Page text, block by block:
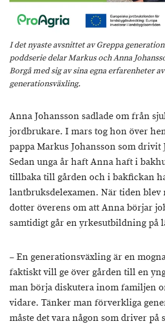
I det nyaste avsnittet av Greppa
poddserie delar Markus och Anna
Borgå med sig av sina egna erfarenheter
generationsväxling.
Anna Johansson sadlade om från
jordbrukare. I mars tog hon över
pappa Markus Johansson som drivit
Sedan unga år haft Anna haft i
tillbaka till gården och i bakfickan
lantbruksdelexamen. När tiden blev
dotter överens om att Anna börjar
samtidigt går en yrkesutbildning på
– En generationsväxling är en
faktiskt vill ge över gården till en
man börja diskutera inom familjen
vidare. Tänker man förverkliga
måste det vara någon som driver på